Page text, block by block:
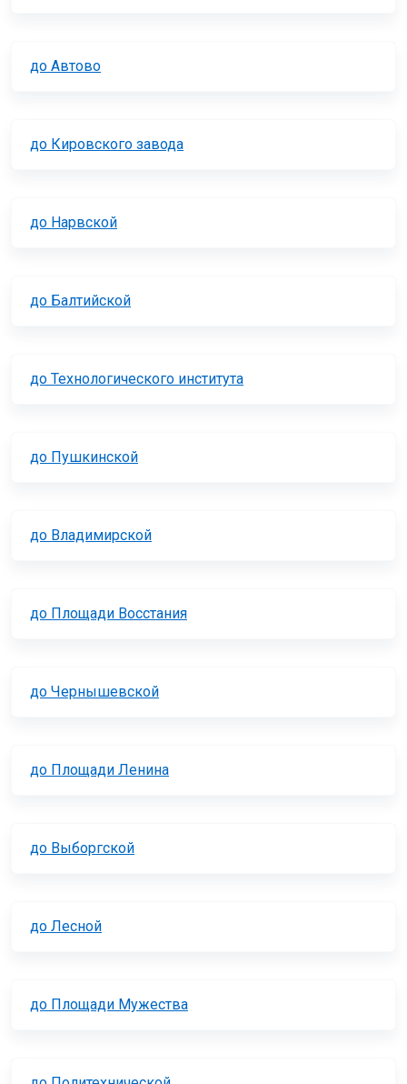
до Автово
до Кировского завода
до Нарвской
до Балтийской
до Технологического института
до Пушкинской
до Владимирской
до Площади Восстания
до Чернышевской
до Площади Ленина
до Выборгской
до Лесной
до Площади Мужества